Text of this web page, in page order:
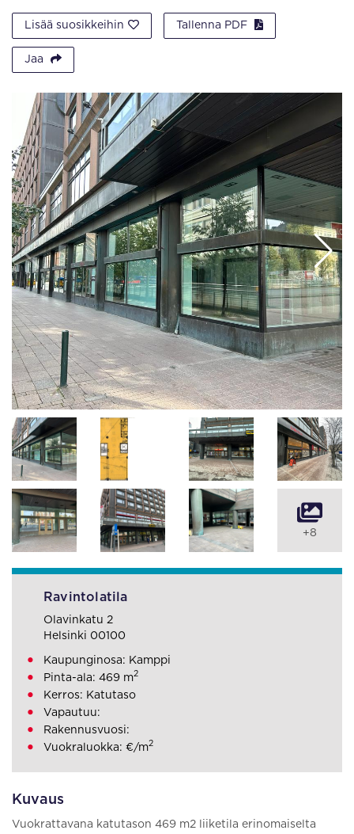
Lisää suosikkeihin Tallenna PDF
Jaa
Kuvaus
Vuokrattavana katutason 469 m2 liiketila erinomaiselta
+8
Ravintolatila
Olavinkatu 2
Helsinki 00100
Kaupunginosa: Kamppi
Pinta-ala: 469 m2
Kerros: Katutaso
Vapautuu:
Rakennusvuosi:
Vuokraluokka: €/m2